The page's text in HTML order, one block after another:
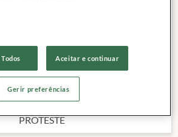
R$6.999,00
PROTESTE
Aceitar e continuar
Gerir preferências